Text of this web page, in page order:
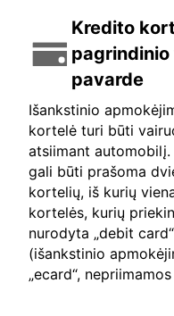
Kredito
pavarde
Išankstinio
kortelė turi būti
atsiimant
gali būti prašoma
kortelių, iš kurių
kortelės, kurių
nurodyta „debit
(išankstinio
„ecard“, nepriimamos